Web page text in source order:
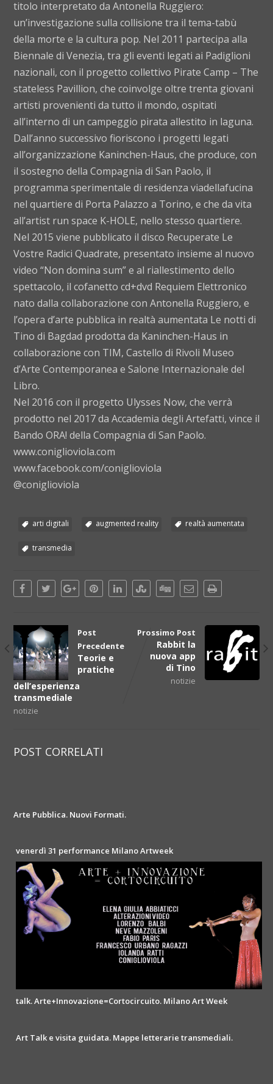
titolo interpretato da Antonella Ruggiero:
un’investigazione sulla collisione tra il tema-tabù
della morte e la cultura pop. Nel 2011 partecipa alla
Biennale di Venezia, tra gli eventi legati ai Padiglioni
nazionali, con il progetto collettivo Pirate Camp – The
stateless Pavillion, che coinvolge oltre trenta giovani
artisti provenienti da tutto il mondo, ospitati
all’interno di un campeggio pirata allestito in laguna.
Dall’anno successivo fioriscono i progetti legati
all’organizzazione Kaninchen-Haus, che produce, con
il sostegno della Compagnia di San Paolo, il
programma sperimentale di residenza viadellafucina
nel quartiere di Porta Palazzo a Torino, e che da vita
all’artist run space K-HOLE, nello stesso quartiere.
Nel 2015 viene pubblicato il disco Recuperate Le
Vostre Radici Quadrate, presentato insieme al nuovo
video “Non domina sum” e al riallestimento dello
spettacolo, il cofanetto cd+dvd Requiem Elettronico
nato dalla collaborazione con Antonella Ruggiero, e
l’opera d’arte pubblica in realtà aumentata Le notti di
Tino di Bagdad prodotta da Kaninchen-Haus in
collaborazione con TIM, Castello di Rivoli Museo
d’Arte Contemporanea e Salone Internazionale del
Libro.
Nel 2016 con il progetto Ulysses Now, che verrà
prodotto nel 2017 da Accademia degli Artefatti, vince il
Bando ORA! della Compagnia di San Paolo.
www.coniglioviola.com
www.facebook.com/coniglioviola
@coniglioviola
arti digitali augmented reality realtà aumentata
transmedia
Post
Precedente
Teorie e
pratiche
dell’esperienza
transmediale
notizie
Prossimo Post
Rabbit la
nuova app
di Tino
notizie
POST CORRELATI
Arte Pubblica. Nuovi Formati.
venerdì 31 performance Milano Artweek
talk. Arte+Innovazione=Cortocircuito. Milano Art Week
Art Talk e visita guidata. Mappe letterarie transmediali.